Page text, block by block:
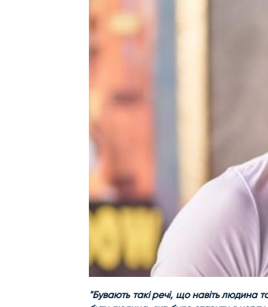
"Бувають такі речі, що навіть людина